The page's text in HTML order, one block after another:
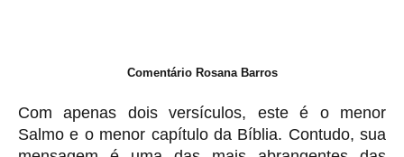
Comentário Rosana Barros
Com apenas dois versículos, este é o menor
Salmo e o menor capítulo da Bíblia. Contudo, sua